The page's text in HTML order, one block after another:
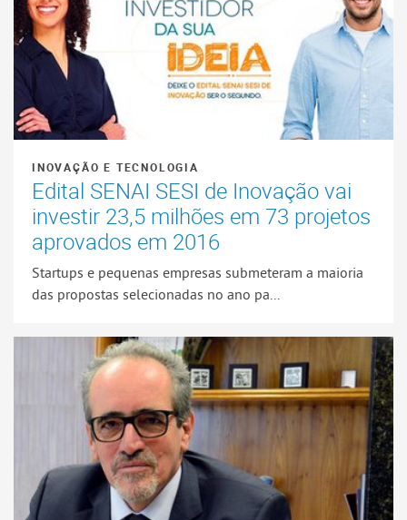
INOVAÇÃO E TECNOLOGIA
Edital SENAI SESI de Inovação vai
investir 23,5 milhões em 73 projetos
aprovados em 2016
Startups e pequenas empresas submeteram a maioria
das propostas selecionadas no ano pa...